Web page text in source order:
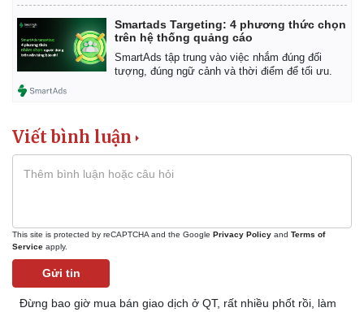
Smartads Targeting: 4 phương thức chọn
trên hệ thống quảng cáo
SmartAds tập trung vào việc nhắm đúng đối
tượng, đúng ngữ cảnh và thời điểm để tối ưu.
Viết bình luận
This site is protected by reCAPTCHA and the Google Privacy Policy and Terms of
Service apply.
Gửi tin
Đừng bao giờ mua bán giao dịch ở QT, rất nhiều phốt rồi, làm